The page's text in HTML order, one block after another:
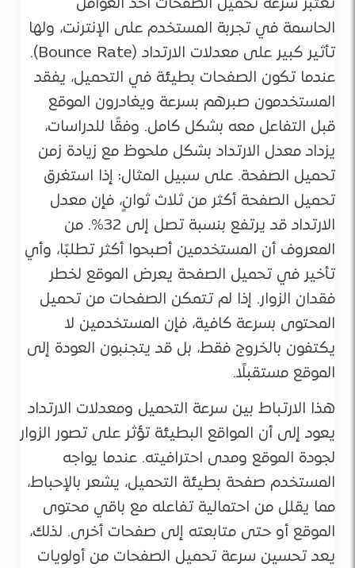
تعتبر سرعة تحميل الصفحات أحد العوامل
الحاسمة في تجربة المستخدم على الإنترنت، ولها
تأثير كبير على معدلات الارتداد (Bounce Rate).
عندما تكون الصفحات بطيئة في التحميل، يفقد
المستخدمون صبرهم بسرعة ويغادرون الموقع
قبل التفاعل معه بشكل كامل. وفقًا للدراسات،
يزداد معدل الارتداد بشكل ملحوظ مع زيادة زمن
تحميل الصفحة. على سبيل المثال: إذا استغرق
تحميل الصفحة أكثر من ثلاث ثوانٍ، فإن معدل
الارتداد قد يرتفع بنسبة تصل إلى 32%​. من
المعروف أن المستخدمين أصبحوا أكثر تطلبًا، وأي
تأخير في تحميل الصفحة يعرض الموقع لخطر
فقدان الزوار. إذا لم تتمكن الصفحات من تحميل
المحتوى بسرعة كافية، فإن المستخدمين لا
يكتفون بالخروج فقط، بل قد يتجنبون العودة إلى
الموقع مستقبلًا.
هذا الارتباط بين سرعة التحميل ومعدلات الارتداد
يعود إلى أن المواقع البطيئة تؤثر على تصور الزوار
لجودة الموقع ومدى احترافيته. عندما يواجه
المستخدم صفحة بطيئة التحميل، يشعر بالإحباط،
مما يقلل من احتمالية تفاعله مع باقي محتوى
الموقع أو حتى متابعته إلى صفحات أخرى. لذلك،
يعد تحسين سرعة تحميل الصفحات من أولويات